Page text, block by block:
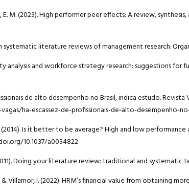
E. M. (2023). High performer peer effects: A review,
systematic literature reviews of management research.
analysis and workforce strategy research: suggestions for
de alto desempenho no Brasil, indica estudo. Revista
ha-escassez-de-profissionais-de-alto-desempenho-
L. (2014). Is it better to be average? High and low
10.1037/a0034822
Doing your literature review: traditional and systematic
& Villamor, I. (2022). HRM’s financial value from obtaining